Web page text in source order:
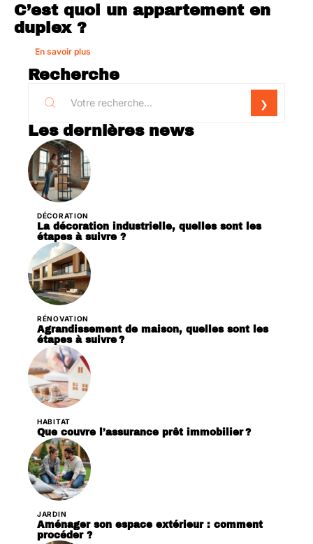
C’est quoi un appartement en
duplex ?
En savoir plus
Recherche
Les dernières news
DÉCORATION
La décoration industrielle, quelles sont les
étapes à suivre ?
RÉNOVATION
Agrandissement de maison, quelles sont les
étapes à suivre ?
HABITAT
Que couvre l’assurance prêt immobilier ?
JARDIN
Aménager son espace extérieur : comment
procéder ?